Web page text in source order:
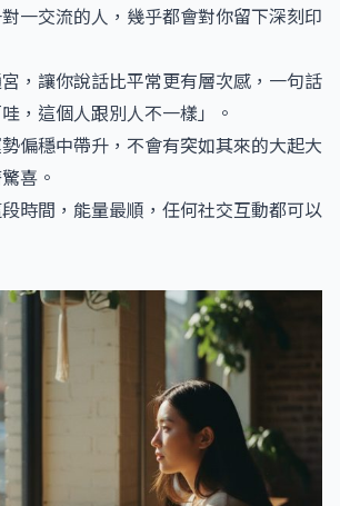
一交流的人，幾乎都會對你留下深刻印
，讓你說話比平常更有層次感，一句話
，這個人跟別人不一樣」。
偏穩中帶升，不會有突如其來的大起大
喜。
時間，能量最順，任何社交互動都可以